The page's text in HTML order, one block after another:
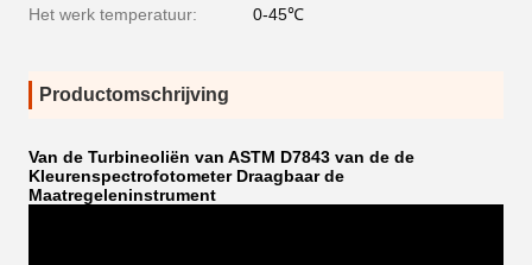
Het werk temperatuur: 0-45℃
Productomschrijving
Van de Turbineoliën van ASTM D7843 van de de
Kleurenspectrofotometer Draagbaar de
Maatregeleninstrument